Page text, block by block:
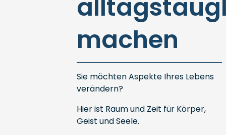
machen
Sie möchten Aspekte Ihres Lebens
verändern?
Hier ist Raum und Zeit für Körper,
Geist und Seele.